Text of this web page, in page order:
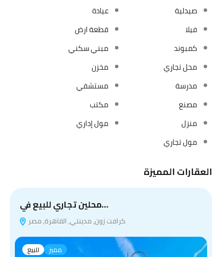
صيدلية
عيادة
فيلا
قطعة ارض
كمبوند
مبني سكني
محل تجاري
مخزن
مدرسة
مستشفي
مصنع
مكتب
منزل
مول إداري
مول تجاري
العقارات المميزة
محلين تجاري للبيع في…
كرافت زون, مدينتي, القاهرة, مصر
للبيع مميز